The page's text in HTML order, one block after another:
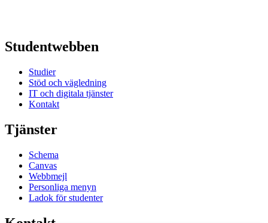
Studentwebben
Studier
Stöd och vägledning
IT och digitala tjänster
Kontakt
Tjänster
Schema
Canvas
Webbmejl
Personliga menyn
Ladok för studenter